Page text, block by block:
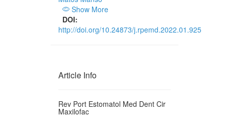
Show More
DOI:
http://doi.org/10.24873/j.rpemd.2022.01.925
Article Info
Rev Port Estomatol Med Dent Cir
Maxilofac